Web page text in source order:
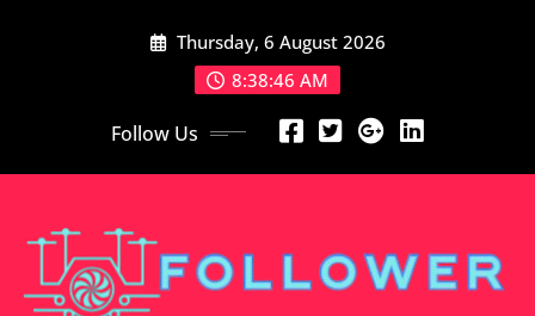
Thursday, 6 August 2026
8:38:47 AM
Follow Us